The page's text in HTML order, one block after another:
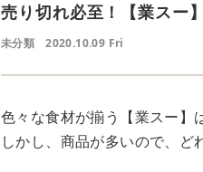
売り切れ必至！【業スー
未分類 2020.10.09 Fri
色々な食材が揃う【業スー】
しかし、商品が多いので、ど